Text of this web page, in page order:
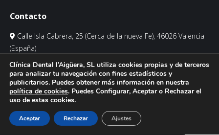
Contacto
Calle Isla Cabrera, 25 (Cerca de la nueva Fe), 46026 Valencia
(España)
963 22 56 56
info@clinicadentalalmar.es
Encuéntranos en:
Facebook
TwitterYouTube
Clínica Dental l’Aigüera, SL utiliza cookies propias y de terceros
para analizar tu navegación con fines estadísticos y
publicitarios. Puedes obtener más información en nuestra
política de cookies. Puedes Configurar, Aceptar o Rechazar el
uso de estas cookies.
Aceptar Rechazar Ajustes